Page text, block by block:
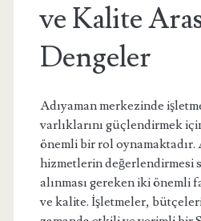
ve Kalite
Dengeler
Adıyaman merkezinde
varlıklarını güçlendirmek
önemli bir rol oynamaktadır.
hizmetlerin değerlendirmesi
alınması gereken iki önemli
ve kalite. İşletmeler,